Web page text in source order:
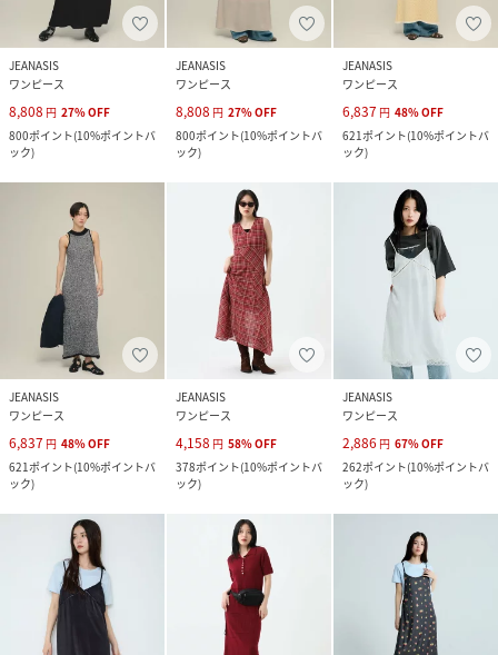
JEANASIS
ワンピース
8,808 円 27%OFF
800ポイント(10%ポイントバ
ック)
JEANASIS
ワンピース
8,808 円 27%OFF
800ポイント(10%ポイントバ
ック)
JEANASIS
ワンピース
6,837 円 48%OFF
621ポイント(10%ポイントバ
ック)
JEANASIS
ワンピース
6,837 円 48%OFF
621ポイント(10%ポイントバ
ック)
JEANASIS
ワンピース
4,158 円 58%OFF
378ポイント(10%ポイントバ
ック)
JEANASIS
ワンピース
2,886 円 67%OFF
262ポイント(10%ポイントバ
ック)